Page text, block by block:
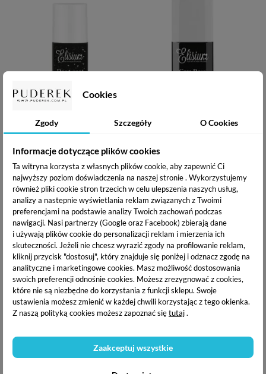
Cookies
Zgody Szczegóły O Cookies
Informacje dotyczące plików cookies
Ta witryna korzysta z własnych plików cookie, aby zapewnić Ci
najwyższy poziom doświadczenia na naszej stronie . Wykorzystujemy
również pliki cookie stron trzecich w celu ulepszenia naszych usług,
analizy a nastepnie wyświetlania reklam związanych z Twoimi
preferencjami na podstawie analizy Twoich zachowań podczas
nawigacji. Nasi partnerzy (Google oraz Facebook) zbierają dane
i używają plików cookie do personalizacji reklam i mierzenia ich
skuteczności. Jeżeli nie chcesz wyrazić zgody na profilowanie reklam,
kliknij przycisk "dostosuj", który znajduje się poniżej i odznacz zgodę na
analityczne i marketingowe cookies. Masz możliwość dostosowania
swoich preferencji odnośnie cookies. Możesz zrezygnować z cookies,
które nie są niezbędne do korzystania z funkcji sklepu. Swoje
ustawienia możesz zmienić w każdej chwili korzystając z tego okienka.
Z naszą polityką cookies możesz zapoznać siętutaj.
Zaakceptuj wszystkie
pod lakier hybrydowy 9 g
Pink - Kauczukowa baza
23,81 zł
OPIS PRODUKTU
DOSTAWA I PŁATNOŚĆ
Elisium Care Basetobaza kauczukowaktóra jest świetnym
podkładem pod stylizację hybrydową.Wzmacniałamliwe i
kruche paznokcie. Baza posiada w swoim składzie wysokiej
jakości polimery kauczukowe dzięki czemu baza
elastyczność, trwałość i odporność na odpryski. Baza dzięki
swej formule jest łatwa w aplikacji, błyskawicznie utwardza